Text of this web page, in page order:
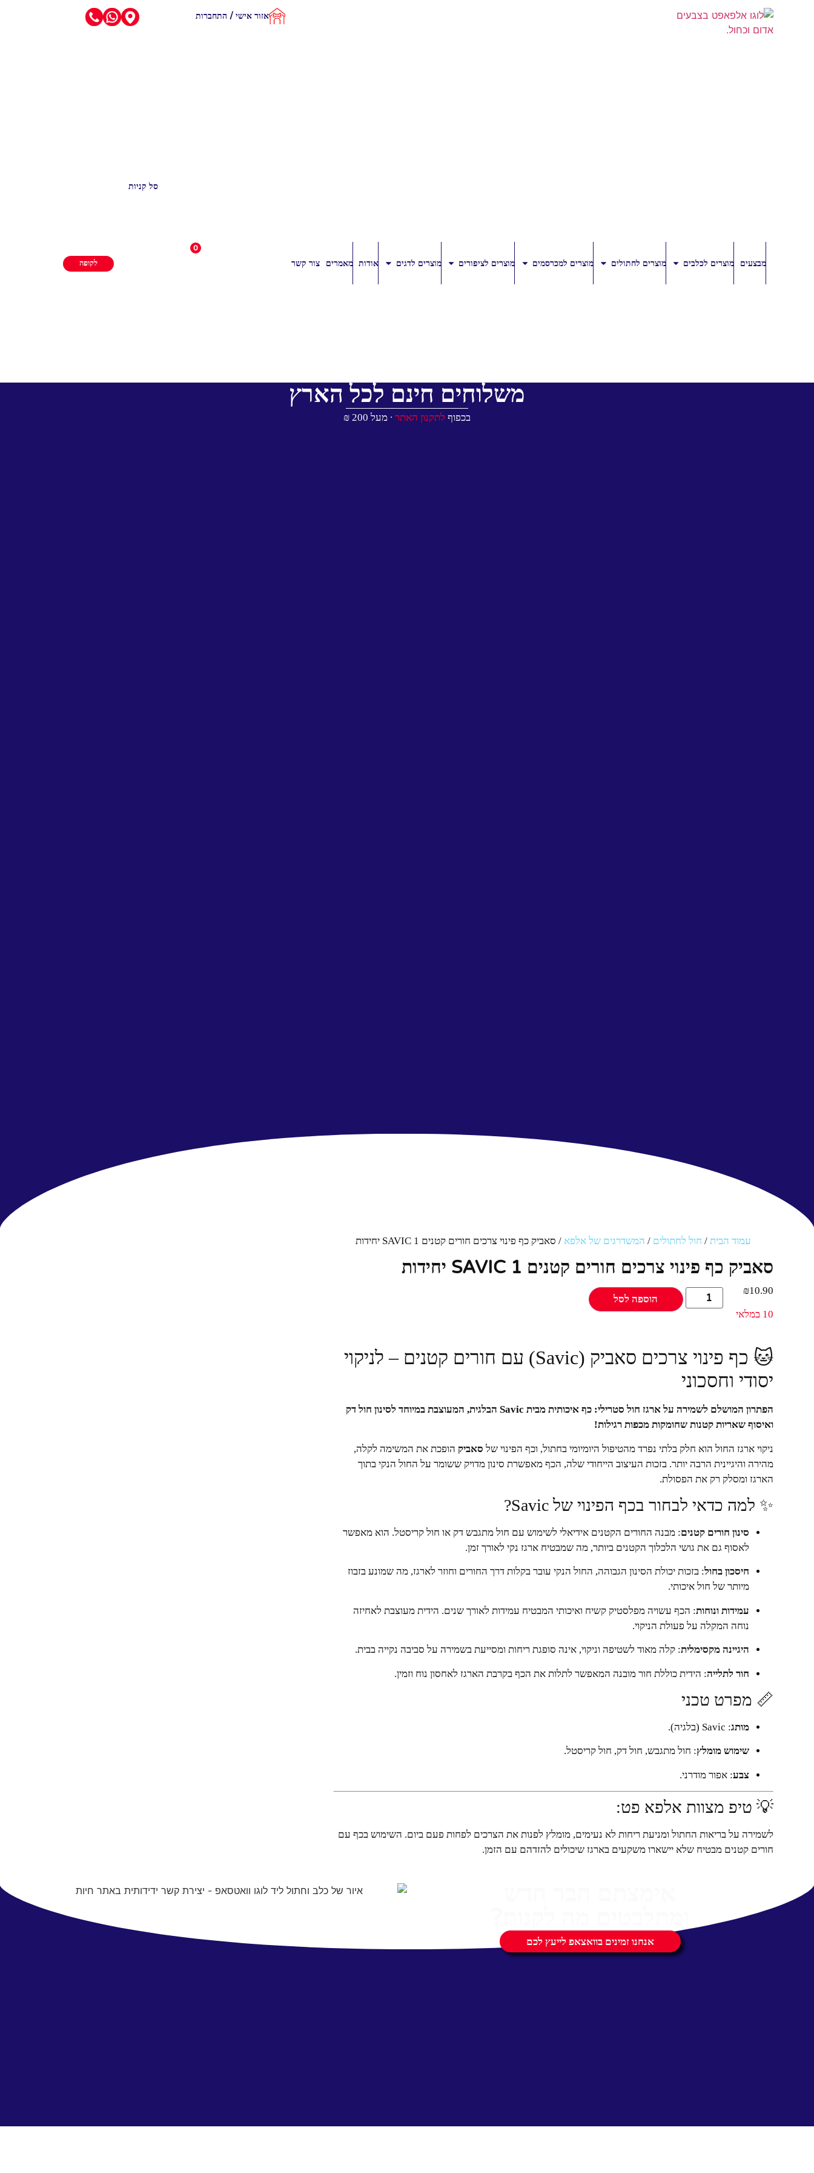
אזור אישי / התחברות
מבצעים מוצרים לכלבים מוצרים לחתולים מוצרים למכרסמים מוצרים לציפורים מוצרים לדגים אודות מאמרים צור קשר
0
סל קניות
לקופה
משלוחים חינם לכל הארץ
בכפוף לתקנון האתר ∙ מעל 200 ₪
עמוד הבית/ חול לחתולים / המשדרגים של אלפא / סאביק כף פינוי צרכים חורים קטנים SAVIC 1 יחידות
סאביק כף פינוי צרכים חורים קטנים SAVIC 1 יחידות
₪10.90
10 במלאי
הוספה לסל
🐱 כף פינוי צרכים סאביק (Savic) עם חורים קטנים – לניקוי
יסודי וחסכוני
הפתרון המושלם לשמירה על ארגז חול סטרילי: כף איכותית מבית Savic הבלגית, המעוצבת במיוחד לסינון חול דק
ואיסוף שאריות קטנות שחומקות מכפות רגילות!
ניקוי ארגז החול הוא חלק בלתי נפרד מהטיפול היומיומי בחתול, וכף הפינוי של סאביק הופכת את המשימה לקלה,
מהירה והיגיינית הרבה יותר. בזכות העיצוב הייחודי שלה, הכף מאפשרת סינון מדויק ששומר על החול הנקי בתוך
הארגז ומסלק רק את הפסולת.
✨ למה כדאי לבחור בכף הפינוי של Savic?
סינון חורים קטנים: מבנה החורים הקטנים אידיאלי לשימוש עם חול מתגבש דק או חול קריסטל. הוא מאפשר
לאסוף גם את גושי הלכלוך הקטנים ביותר, מה שמבטיח ארגז נקי לאורך זמן.
חיסכון בחול: בזכות יכולת הסינון הגבוהה, החול הנקי עובר בקלות דרך החורים וחוזר לארגז, מה שמונע בזבוז
מיותר של חול איכותי.
עמידות ונוחות: הכף עשויה מפלסטיק קשיח ואיכותי המבטיח עמידות לאורך שנים. הידית מעוצבת לאחיזה
נוחה המקלה על פעולת הניקוי.
היגיינה מקסימלית: קלה מאוד לשטיפה וניקוי, אינה סופגת ריחות ומסייעת בשמירה על סביבה נקייה בבית.
חור לתלייה: הידית כוללת חור מובנה המאפשר לתלות את הכף בקרבת הארגז לאחסון נוח וזמין.
📏 מפרט טכני
מותג: Savic (בלגיה).
שימוש מומלץ: חול מתגבש, חול דק, חול קריסטל.
צבע: אפור מודרני.
💡 טיפ מצוות אלפא פט:
לשמירה על בריאות החתול ומניעת ריחות לא נעימים, מומלץ לפנות את הצרכים לפחות פעם ביום. השימוש בכף עם
חורים קטנים מבטיח שלא יישארו משקעים בארגז שיכולים להזדהם עם הזמן.
אנחנו זמינים בוואצאפ לייעץ לכם